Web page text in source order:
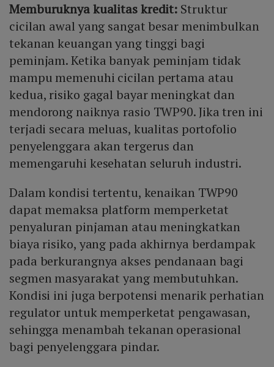
Memburuknya kualitas kredit: Struktur
cicilan awal yang sangat besar menimbulkan
tekanan keuangan yang tinggi bagi
peminjam. Ketika banyak peminjam tidak
mampu memenuhi cicilan pertama atau
kedua, risiko gagal bayar meningkat dan
mendorong naiknya rasio TWP90. Jika tren ini
terjadi secara meluas, kualitas portofolio
penyelenggara akan tergerus dan
memengaruhi kesehatan seluruh industri.
Dalam kondisi tertentu, kenaikan TWP90
dapat memaksa platform memperketat
penyaluran pinjaman atau meningkatkan
biaya risiko, yang pada akhirnya berdampak
pada berkurangnya akses pendanaan bagi
segmen masyarakat yang membutuhkan.
Kondisi ini juga berpotensi menarik perhatian
regulator untuk memperketat pengawasan,
sehingga menambah tekanan operasional
bagi penyelenggara pindar.